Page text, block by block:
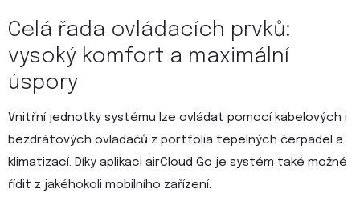
Celá řada ovládacích prvků:
vysoký komfort a maximální
úspory
Vnitřní jednotky systému lze ovládat pomocí kabelových i
bezdrátových ovladačů z portfolia tepelných čerpadel a
klimatizací. Díky aplikaci airCloud Go je systém také možné
řídit z jakéhokoli mobilního zařízení.